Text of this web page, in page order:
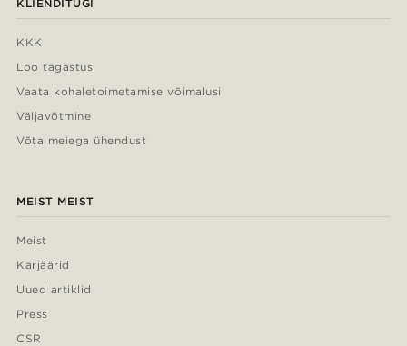
KLIENDITUGI
KKK
Loo tagastus
Vaata kohaletoimetamise võimalusi
Väljavõtmine
Võta meiega ühendust
MEIST MEIST
Meist
Karjäärid
Uued artiklid
Press
CSR